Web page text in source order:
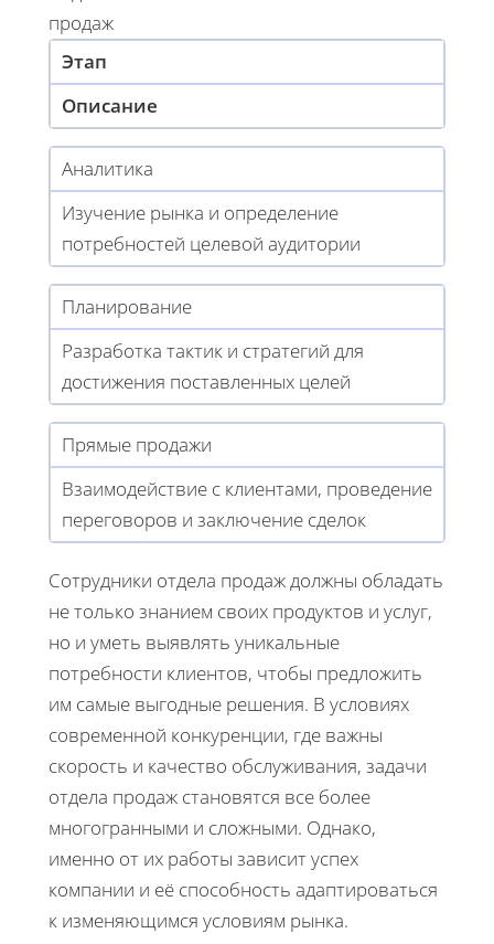
продаж
Этап
Описание
Аналитика
Изучение рынка и определение
потребностей целевой аудитории
Планирование
Разработка тактик и стратегий для
достижения поставленных целей
Прямые продажи
Взаимодействие с клиентами, проведение
переговоров и заключение сделок
Сотрудники отдела продаж должны обладать
не только знанием своих продуктов и услуг,
но и уметь выявлять уникальные
потребности клиентов, чтобы предложить
им самые выгодные решения. В условиях
современной конкуренции, где важны
скорость и качество обслуживания, задачи
отдела продаж становятся все более
многогранными и сложными. Однако,
именно от их работы зависит успех
компании и её способность адаптироваться
к изменяющимся условиям рынка.